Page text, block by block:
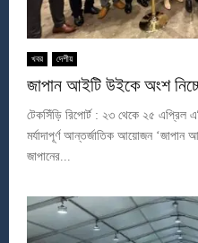
খবর দেশীয়
জাপান আইটি উইকে অংশ
টেকসিঁড়ি রিপোর্ট : ২৩ থেকে ২৫ এপ্রিল
মর্যাদাপূর্ণ আন্তর্জাতিক আয়োজন
জাপানের...